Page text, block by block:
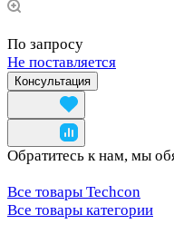
По запросу
Не поставляется
Консультация
Обратитесь к нам, мы
Все товары Techcon
Все товары категории